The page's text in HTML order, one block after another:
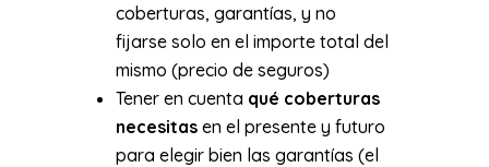
coberturas, garantías, y no
fijarse solo en el importe total del
mismo (precio de seguros)
Tener en cuenta qué coberturas
necesitas en el presente y futuro
para elegir bien las garantías (el